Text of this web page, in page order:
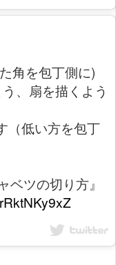
角を包丁側に)
、扇を描くよう
（低い方を包丁
ベツの切り方』